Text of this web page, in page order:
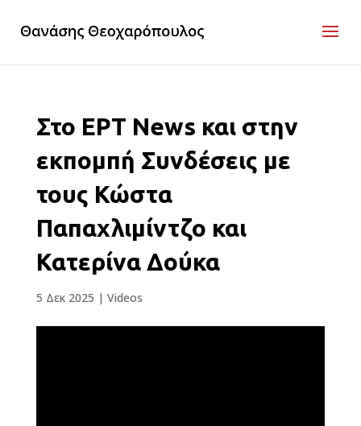
Στο ΕΡΤ News και στην
εκπομπή Συνδέσεις με
τους Κώστα
Παπαχλιμίντζο και
Κατερίνα Δούκα
5 Δεκ 2025 | Videos